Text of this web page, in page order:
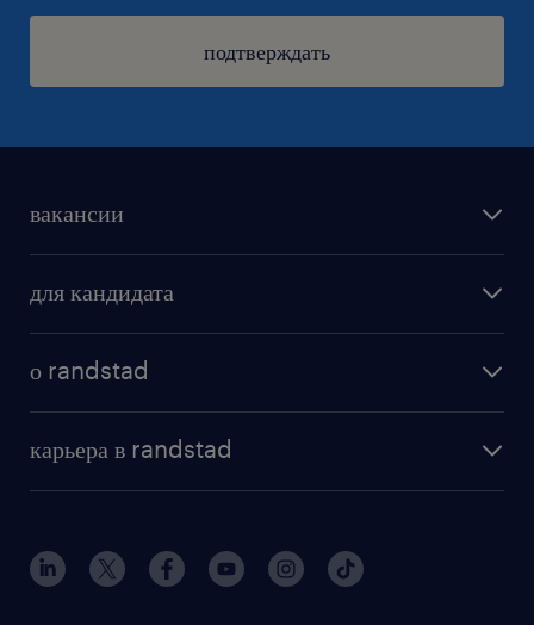
подтверждать
вакансии
бонусы для работников
для кандидата
о randstad
институт исследований randstad
для медиа
для поставщиков
карьера в randstad
наш мир
работа в randstad